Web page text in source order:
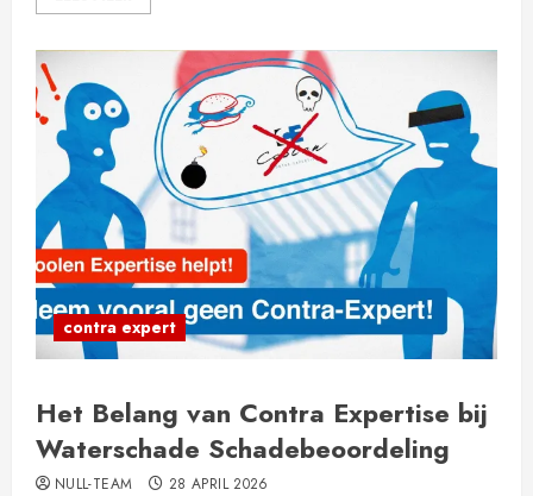
contra expert
Het Belang van Contra Expertise bij
Waterschade Schadebeoordeling
NULL-TEAM 28 APRIL 2026